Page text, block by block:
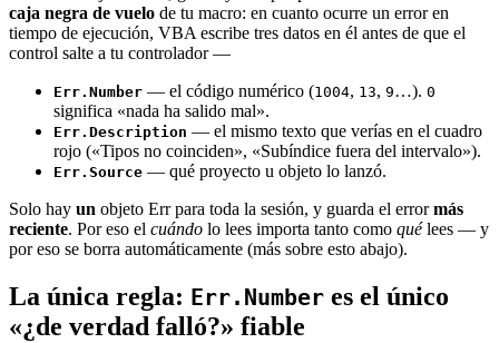
caja negra de vuelo de tu macro: en cuanto ocurre un error en
tiempo de ejecución, VBA escribe tres datos en él antes de que el
control salte a tu controlador —
Err.Number — el código numérico (1004, 13, 9…). 0
significa «nada ha salido mal».
Err.Description — el mismo texto que verías en el cuadro
rojo («Tipos no coinciden», «Subíndice fuera del intervalo»).
Err.Source — qué proyecto u objeto lo lanzó.
Solo hay un objeto Err para toda la sesión, y guarda el errormás
reciente. Por eso el cuándo lo lees importa tanto como quélees — y
por eso se borra automáticamente (más sobre esto abajo).
La única regla: Err.Number es el único
«¿de verdad falló?» fiable